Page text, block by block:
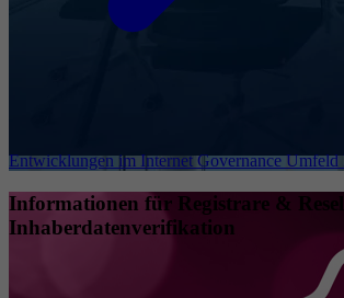
Entwicklungen im Internet Governance Umfeld
Informationen für Registrare &
Inhaberdatenverifikation